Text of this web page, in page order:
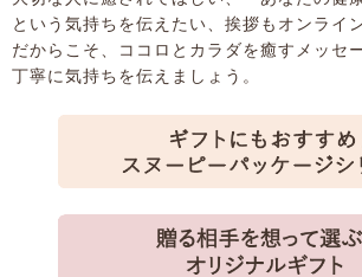
という気持ちを伝えたい、挨拶もオンライ
だからこそ、ココロとカラダを癒すメッセ
丁寧に気持ちを伝えましょう。